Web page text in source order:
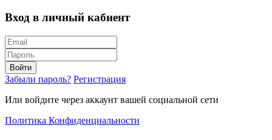
Вход в личный кабиент
Войти
Забыли пароль? Регистрация
Или войдите через аккаунт вашей социальной сети
Политика Конфиденциальности